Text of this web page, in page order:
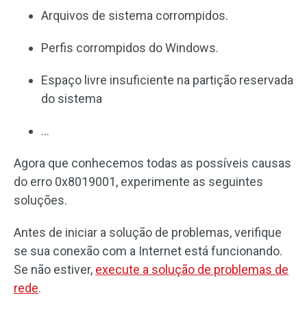
Arquivos de sistema corrompidos.
Perfis corrompidos do Windows.
Espaço livre insuficiente na partição reservada
do sistema
…
Agora que conhecemos todas as possíveis causas
do erro 0x8019001, experimente as seguintes
soluções.
Antes de iniciar a solução de problemas, verifique
se sua conexão com a Internet está funcionando.
Se não estiver, execute a solução de problemas de
rede.